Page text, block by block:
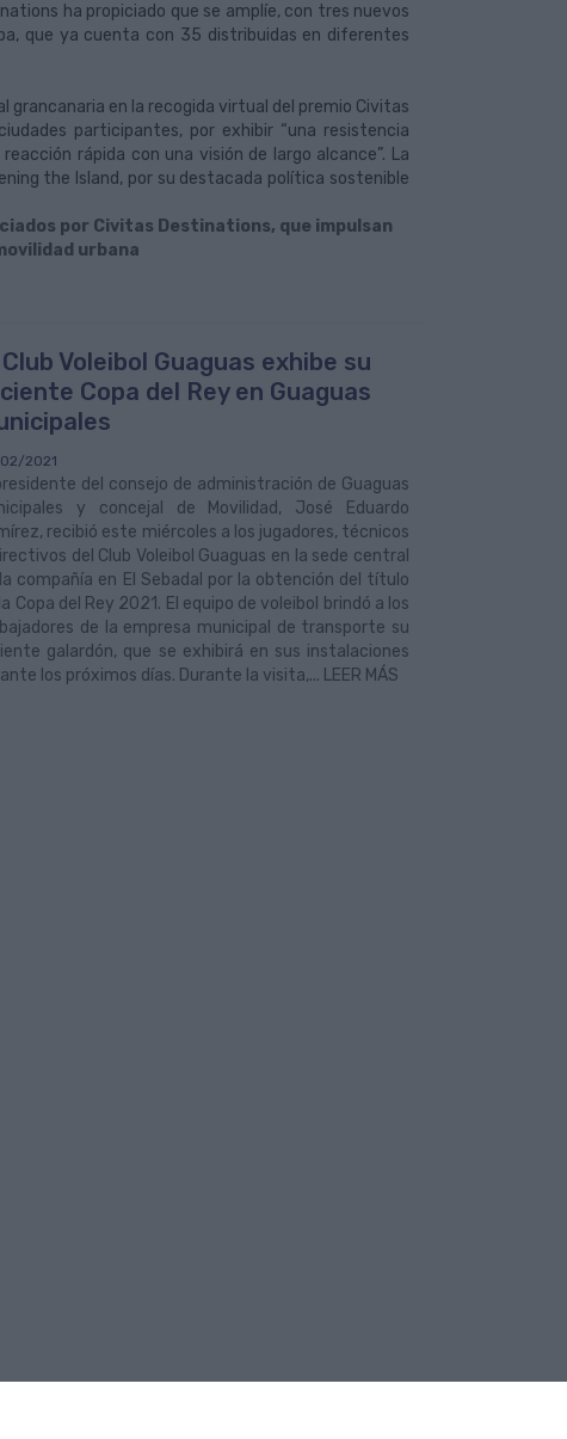
ha propiciado que se amplíe, con tres nuevos
que ya cuenta con 35 distribuidas en diferentes
grancanaria en la recogida virtual del premio Civitas
participantes, por exhibir “una resistencia
rápida con una visión de largo alcance”. La
the Island, por su destacada política sostenible
por Civitas Destinations, que impulsan
urbana
Club Voleibol Guaguas exhibe su
Copa del Rey en Guaguas
2021
del consejo de administración de Guaguas
y concejal de Movilidad, José Eduardo
recibió este miércoles a los jugadores, técnicos
del Club Voleibol Guaguas en la sede central
compañía en El Sebadal por la obtención del título
Copa del Rey 2021. El equipo de voleibol brindó a los
de la empresa municipal de transporte su
galardón, que se exhibirá en sus instalaciones
los próximos días. Durante la visita,... LEER MÁS